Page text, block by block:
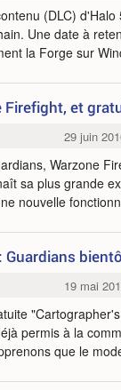
(DLC)
Une date à
la Forge sur
Firefight, et
29 juin
Warzone
sa plus grande
nouvelle
Guardians
19 mai
permis à la
que le